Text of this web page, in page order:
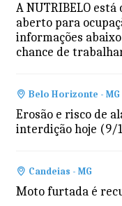
A NUTRIBELO
aberto para
informações
chance de
Belo Horizonte - MG
Erosão e risco de
interdição hoje (9/
Candeias - MG
Moto furtada é